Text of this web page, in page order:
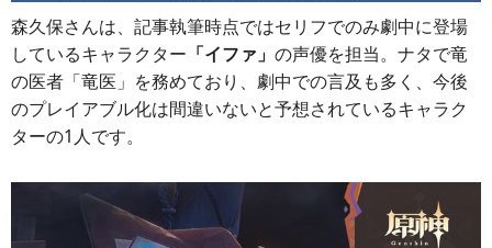
森久保さんは、記事執筆時点ではセリフでのみ劇中に登場
しているキャラクター 「イファ」 の声優を担当。ナタで竜
の医者「竜医」を務めており、劇中での言及も多く、今後
のプレイアブル化は間違いないと予想されているキャラク
ターの1人です。